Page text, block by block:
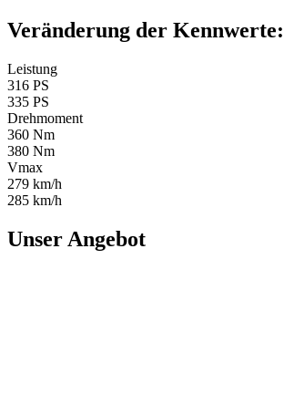
Veränderung der Kennwerte:
Leistung
316 PS
335 PS
Drehmoment
360 Nm
380 Nm
Vmax
279 km/h
285 km/h
Unser Angebot